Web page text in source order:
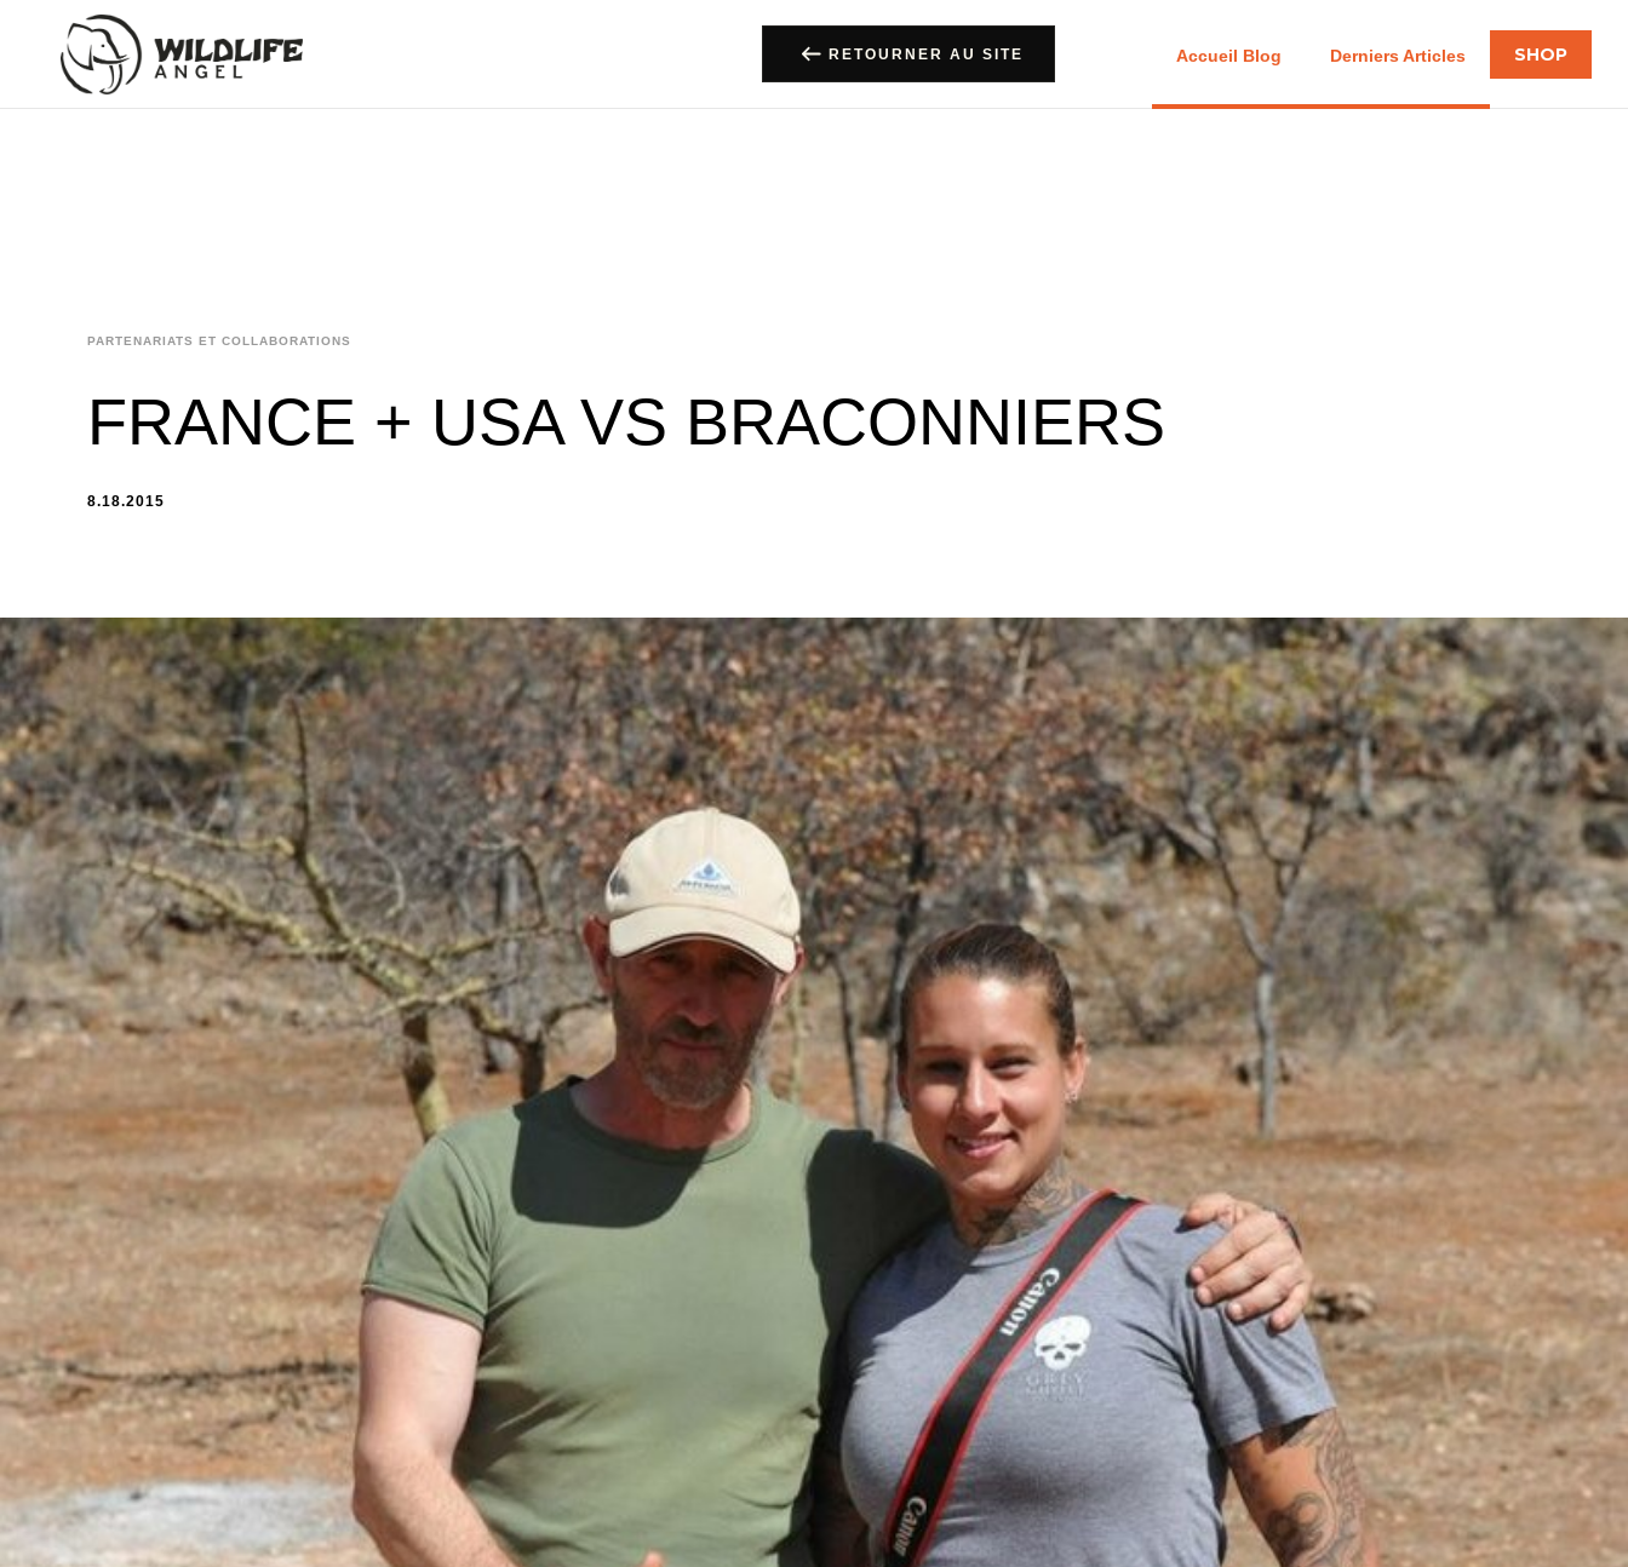
RETOURNER AU SITE Accueil Blog Derniers Articles SHOP
PARTENARIATS ET COLLABORATIONS
FRANCE + USA VS BRACONNIERS
8.18.2015